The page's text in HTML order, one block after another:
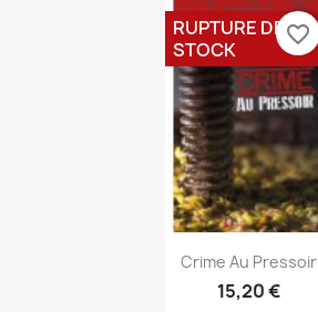
Aperçu rapide
Crime Au Pressoir
15,20 €
RUPTURE DE
STOCK
favorite_border